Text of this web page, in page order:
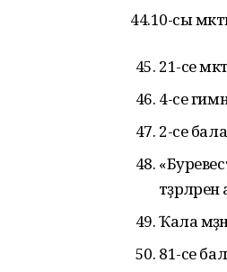
44.10-сы
21-се
4-се
2-се
Ҡала
81-се